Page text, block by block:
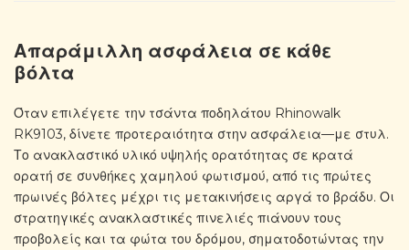
Απαράμιλλη ασφάλεια σε κάθε
βόλτα
Όταν επιλέγετε την τσάντα ποδηλάτου Rhinowalk
RK9103, δίνετε προτεραιότητα στην ασφάλεια—με στυλ.
Το ανακλαστικό υλικό υψηλής ορατότητας σε κρατά
ορατή σε συνθήκες χαμηλού φωτισμού, από τις πρώτες
πρωινές βόλτες μέχρι τις μετακινήσεις αργά το βράδυ. Οι
στρατηγικές ανακλαστικές πινελιές πιάνουν τους
προβολείς και τα φώτα του δρόμου, σηματοδοτώντας την